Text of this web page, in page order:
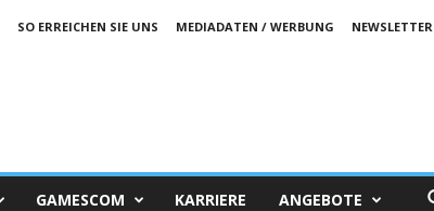
SO ERREICHEN SIE UNS MEDIADATEN / WERBUNG
NEWSLETTER
GAMESCOM KARRIERE ANGEBOTE